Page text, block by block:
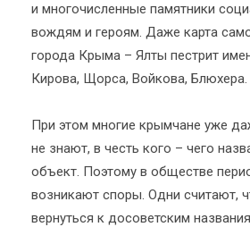
и многочисленные памятники
вождям и героям. Даже карта
города Крыма – Ялты пестрит
Кирова, Щорса, Войкова, Блюхера.
При этом многие крымчане уже
не знают, в честь кого – чего
объект. Поэтому в обществе
возникают споры. Одни считают,
вернуться к досоветским